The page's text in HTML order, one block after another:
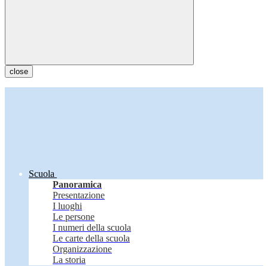
close
Scuola
Panoramica
Presentazione
I luoghi
Le persone
I numeri della scuola
Le carte della scuola
Organizzazione
La storia